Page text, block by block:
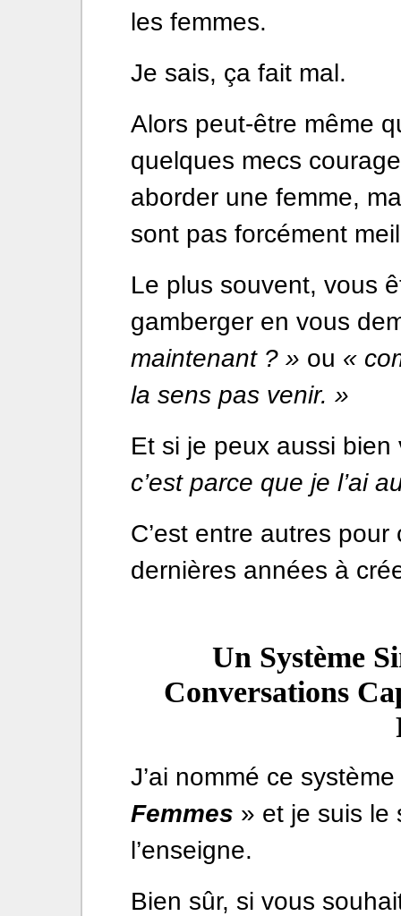
les femmes.
Je sais, ça fait mal.
Alors peut-être même
quelques mecs
aborder une femme,
sont pas forcément
Le plus souvent, vous
gamberger en vous
maintenant ? » ou «
la sens pas venir. »
Et si je peux aussi
c’est parce que je l’ai
C’est entre autres
dernières années à
Un Système
Conversations
J’ai nommé ce
Femmes » et je suis le
l’enseigne.
Bien sûr, si vous